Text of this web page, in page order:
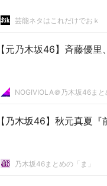
芸能ネタはこれだけでおｋ
【元乃木坂46】斉藤優
NOGIVIOLA＠乃木坂46まと
【乃木坂46】秋元真夏『
乃木坂46まとめの「ま」